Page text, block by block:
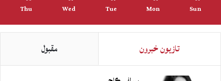
Sun
Mon
Tue
Wed
Thu
تازيون خبرون مقبول